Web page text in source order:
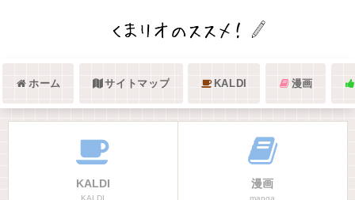
ホーム サイトマップ KALDI 漫画
KALDI
KALDI
漫画
manga